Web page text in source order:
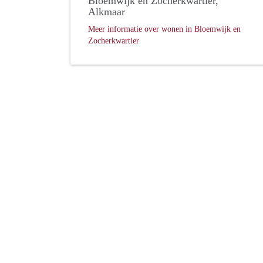
Alkmaar
Meer informatie over wonen in Bloemwijk en
Zocherkwartier